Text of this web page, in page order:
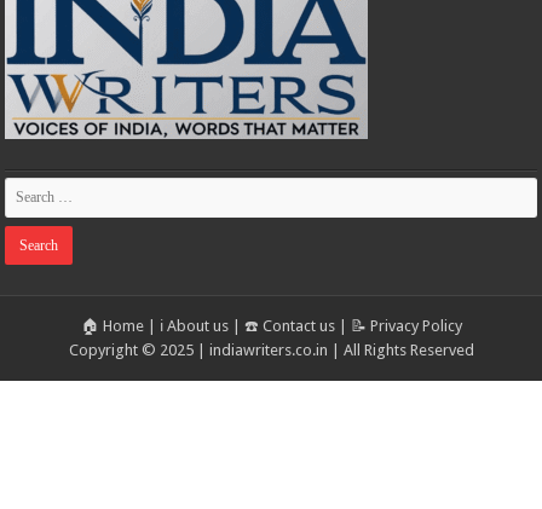
🏠 Home| ℹ️ About us| ☎️ Contact us|
📝 Privacy Policy
Copyright © 2025 | indiawriters.co.in | All Rights Reserved